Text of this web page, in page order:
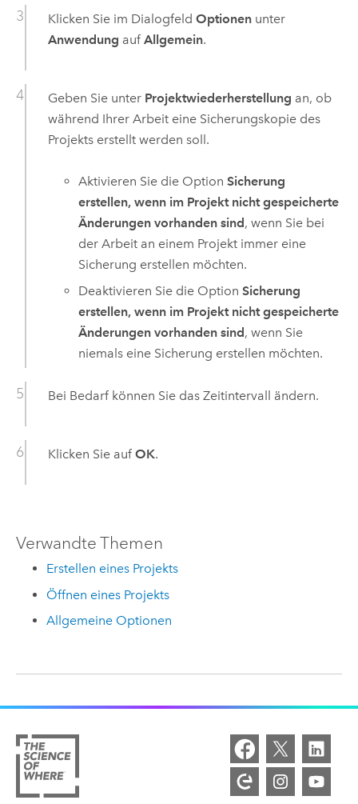
Klicken Sie im Dialogfeld Optionenunter
Anwendung auf Allgemein.
Geben Sie unter Projektwiederherstellung an, ob
während Ihrer Arbeit eine Sicherungskopie des
Projekts erstellt werden soll.
Aktivieren Sie die OptionSicherung
erstellen, wenn im Projekt nicht gespeicherte
Änderungen vorhanden sind, wenn Sie bei
der Arbeit an einem Projekt immer eine
Sicherung erstellen möchten.
Deaktivieren Sie die OptionSicherung
erstellen, wenn im Projekt nicht gespeicherte
Änderungen vorhanden sind, wenn Sie
niemals eine Sicherung erstellen möchten.
Bei Bedarf können Sie das Zeitintervall ändern.
Klicken Sie auf OK.
Verwandte Themen
Erstellen eines Projekts
Öffnen eines Projekts
Allgemeine Optionen